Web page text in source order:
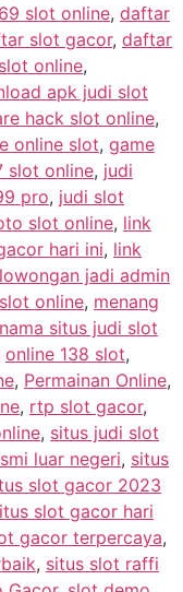
slot online, daftar
slot gacor, daftar
online,
apk judi slot
hack slot online,
online slot, game
slot online, judi
pro, judi slot
slot online, link
hari ini, link
lowongan jadi admin
online, menang
situs judi slot
online 138 slot,
, Permainan Online,
, rtp slot gacor,
, situs judi slot
luar negeri, situs
slot gacor 2023
slot gacor hari
gacor terpercaya,
, situs slot raffi